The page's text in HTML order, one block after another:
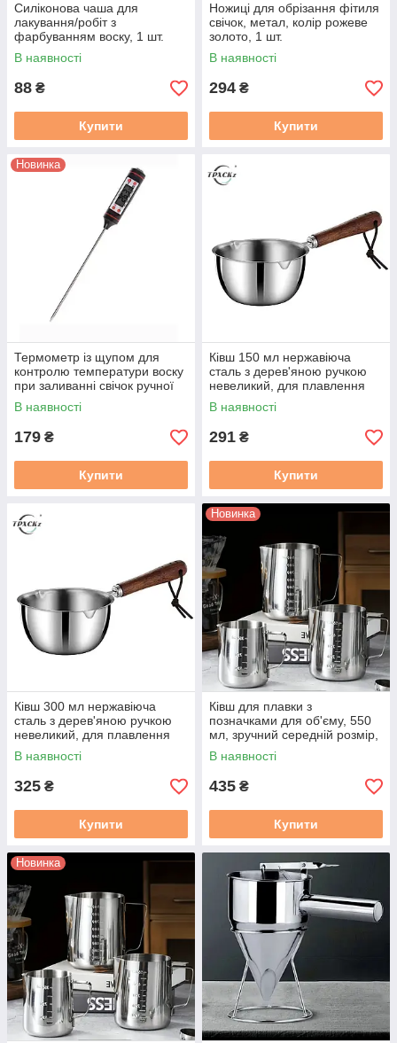
Силіконова чаша для
лакування/робіт з
фарбуванням воску, 1 шт.
Діаметр близько 10 см.
В наявності
88 ₴
Купити
Ножиці для обрізання фітиля
свічок, метал, колір рожеве
золото, 1 шт.
В наявності
294 ₴
Купити
Новинка
Термометр із щупом для
контролю температури воску
при заливанні свічок ручної
роботи
В наявності
179 ₴
Купити
Ківш 150 мл нержавіюча
сталь з дерев'яною ручкою
невеликий, для плавлення
В наявності
291 ₴
Купити
Ківш 300 мл нержавіюча
сталь з дерев'яною ручкою
невеликий, для плавлення
В наявності
325 ₴
Купити
Новинка
Ківш для плавки з
позначками для об'єму, 550
мл, зручний середній розмір,
1 шт.
В наявності
435 ₴
Купити
Новинка